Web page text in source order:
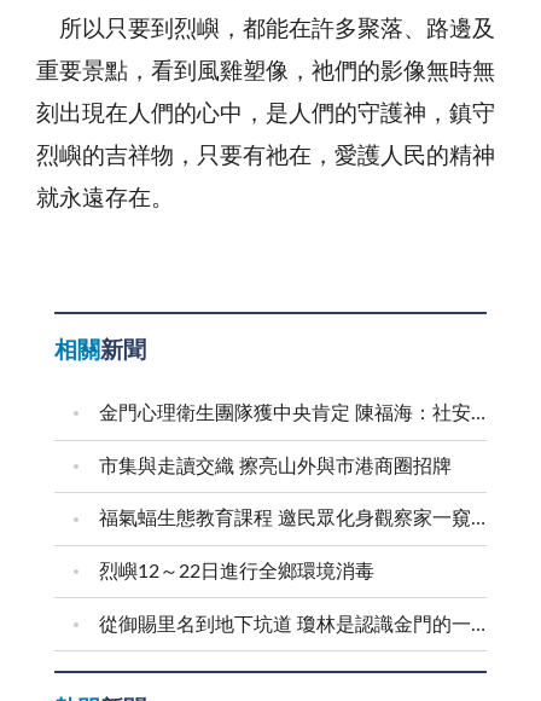
所以只要到烈嶼，都能在許多聚落、路邊及
重要景點，看到風雞塑像，祂們的影像無時無
刻出現在人們的心中，是人們的守護神，鎮守
烈嶼的吉祥物，只要有祂在，愛護人民的精神
就永遠存在。
相關新聞
金門心理衛生團隊獲中央肯定 陳福海：社安網核心是「人」 持續守護鄉親心理健康
市集與走讀交織 擦亮山外與市港商圈招牌
福氣蝠生態教育課程 邀民眾化身觀察家一窺蝙蝠秘密
烈嶼12～22日進行全鄉環境消毒
從御賜里名到地下坑道 瓊林是認識金門的一扇窗